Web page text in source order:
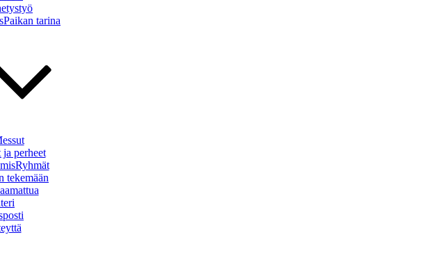
tarina
ja perheet
tekemään